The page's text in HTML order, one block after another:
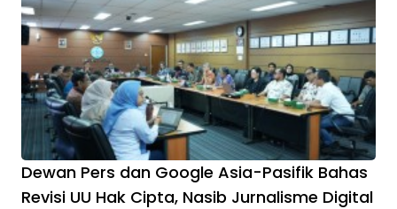
Dewan Pers dan Google Asia-Pasifik Bahas
Revisi UU Hak Cipta, Nasib Jurnalisme Digital